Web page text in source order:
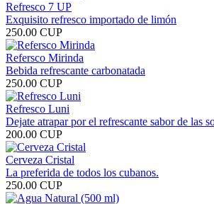
Refresco 7 UP
Exquisito refresco importado de limón
250.00 CUP
Refersco Mirinda
Bebida refrescante carbonatada
250.00 CUP
Refresco Luni
Dejate atrapar por el refrescante sabor de las
200.00 CUP
Cerveza Cristal
La preferida de todos los cubanos.
250.00 CUP